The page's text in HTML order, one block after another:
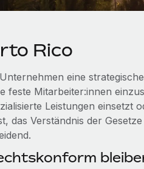
Rico
eine
feste Mitarbeiter:innen
Leistungen einsetzt
das Verständnis der